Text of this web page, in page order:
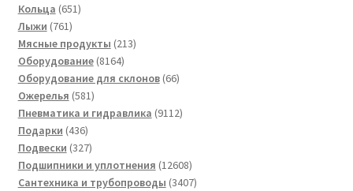
Кольца 651651
Лыжи 761761
товар
Мясные продукты 213213
Оборудование 81648164
товара
Оборудование для склонов 6666
Ожерелья 581581
товар
Пневматика и гидравлика 91129112
Подарки 436436
товаров
Подвески 327327
товаров
Подшипники и уплотнения 1260812608
товаров
Сантехника и трубопроводы 34073407